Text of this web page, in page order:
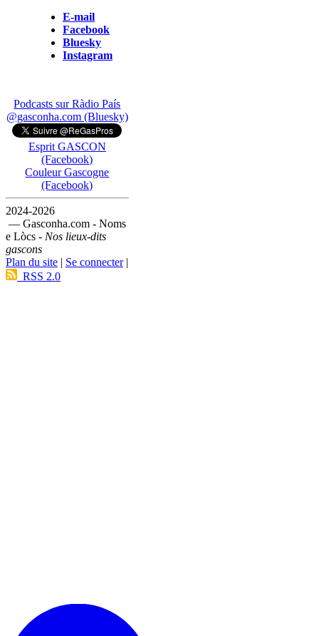
E-mail
Facebook
Bluesky
Instagram
Podcasts sur Ràdio País
@gasconha.com (Bluesky)
Esprit GASCON
(Facebook)
Couleur Gascogne
(Facebook)
2024-2026
— Gasconha.com - Noms
e Lòcs - Nos lieux-dits
gascons
Plan du site | Se connecter|
RSS 2.0